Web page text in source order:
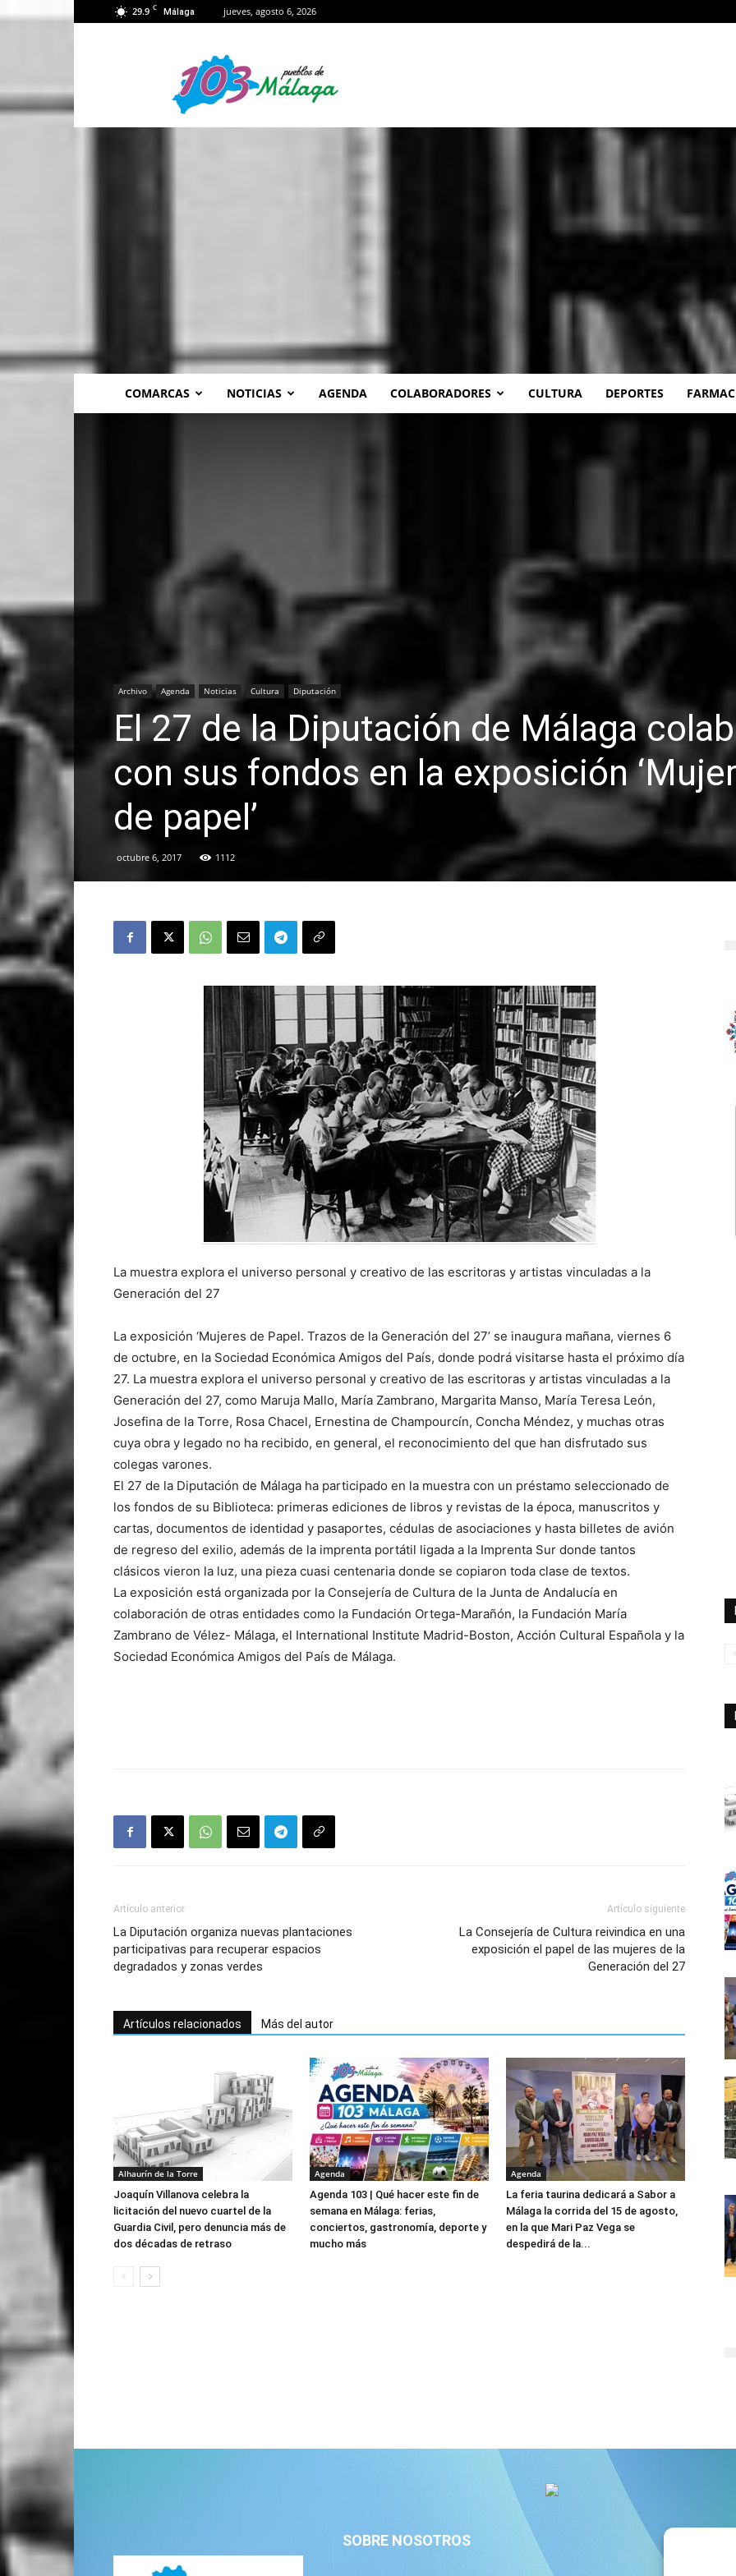
29.9 C Málaga jueves, agosto 6, 2026
Málaga
COMARCAS NOTICIAS AGENDA COLABORADORES CULTURA DEPORTES
Archivo Agenda Noticias Cultura Diputación
El 27 de la Diputación de Málaga
con sus fondos en la exposición
de papel’
octubre 6, 2017 1112
La muestra explora el universo personal y creativo de las escritoras y artistas vinculadas a la
Generación del 27
La exposición ‘Mujeres de Papel. Trazos de la Generación del 27’ se inaugura mañana, viernes 6
de octubre, en la Sociedad Económica Amigos del País, donde podrá visitarse hasta el próximo día
27. La muestra explora el universo personal y creativo de las escritoras y artistas vinculadas a la
Generación del 27, como Maruja Mallo, María Zambrano, Margarita Manso, María Teresa León,
Josefina de la Torre, Rosa Chacel, Ernestina de Champourcín, Concha Méndez, y muchas otras
cuya obra y legado no ha recibido, en general, el reconocimiento del que han disfrutado sus
colegas varones.
El 27 de la Diputación de Málaga ha participado en la muestra con un préstamo seleccionado de
los fondos de su Biblioteca: primeras ediciones de libros y revistas de la época, manuscritos y
cartas, documentos de identidad y pasaportes, cédulas de asociaciones y hasta billetes de avión
de regreso del exilio, además de la imprenta portátil ligada a la Imprenta Sur donde tantos
clásicos vieron la luz, una pieza cuasi centenaria donde se copiaron toda clase de textos.
La exposición está organizada por la Consejería de Cultura de la Junta de Andalucía en
colaboración de otras entidades como la Fundación Ortega-Marañón, la Fundación María
Zambrano de Vélez- Málaga, el International Institute Madrid-Boston, Acción Cultural Española y la
Sociedad Económica Amigos del País de Málaga.
Artículo anterior
La Diputación organiza nuevas plantaciones
participativas para recuperar espacios
degradados y zonas verdes
Artículo siguiente
La Consejería de Cultura reivindica en una
exposición el papel de las mujeres de la
Generación del 27
Artículos relacionados Más del autor
Alhaurín de la Torre
Joaquín Villanova celebra la
licitación del nuevo cuartel de la
Guardia Civil, pero denuncia más de
dos décadas de retraso
Agenda
Agenda 103 | Qué hacer este fin de
semana en Málaga: ferias,
conciertos, gastronomía, deporte y
mucho más
Agenda
La feria taurina dedicará a Sabor a
Málaga la corrida del 15 de agosto,
en la que Mari Paz Vega se
despedirá de la...
SOBRE NOSOTROS